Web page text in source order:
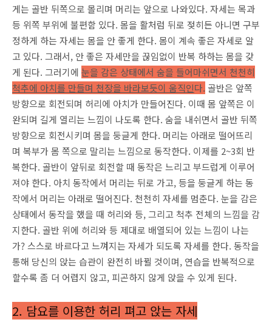
게는 골반 뒤쪽으로 몰리며 머리는 앞으로 나와있다. 자세는 목과
등 위쪽 부위에 불편함 있다. 몸을 활처럼 뒤로 젖히든 아니면 구부
정하게 하는 자세는 몸을 안 좋게 한다. 몸이 계속 좋은 자세로 알
고 있다. 그래서, 안 좋은 자세만을 끊임없이 반복 하하는 몸을 갖
게 된다. 그러기에 눈을 감은 상태에서 숨을 들어마쉬면서 천천히
척추에 아치를 만들며 천장을 바라보듯이 움직인다. 골반은 앞쪽
방향으로 회전되며 허리에 아치가 만들어진다. 이때 몸 앞쪽은 이
완되며 길게 열리는 느낌이 나도록 한다. 숨을 내쉬면서 골반 뒤쪽
방향으로 회전시키며 몸을 둥글게 한다. 머리는 아래로 떨어뜨리
며 복부가 몸 쪽으로 말리는 느낌으로 동작한다. 이제를 2~3회 반
복한다. 골반이 앞뒤로 회전할 때 동작은 느리고 부드럽게 이루어
져야 한다. 아치 동작에서 머리는 뒤로 가고, 등을 둥글게 하는 동
작에서 머리는 아래로 떨어진다. 천천히 자세를 멈춘다. 눈을 감은
상태에서 동작을 했을 때 허리와 등, 그리고 척추 전체의 느낌을 감
지한다. 골반 위에 허리와 등 제대로 배열되어 있는 느낌이 나는
가? 스스로 바르다고 느껴지는 자세가 되도록 자세를 한다. 동작을
통해 당신의 앉는 습관이 완전히 바뀔 것이며, 연습을 반복적으로
할수록 좀 더 어렵지 않고, 피곤하지 않게 앉을 수 있게 된다.
2. 담요를 이용한 허리 펴고 앉는 자세